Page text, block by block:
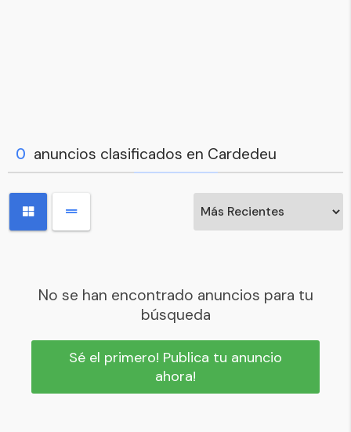
0 anuncios clasificados en Cardedeu
No se han encontrado anuncios para tu
búsqueda
Sé el primero! Publica tu anuncio
ahora!